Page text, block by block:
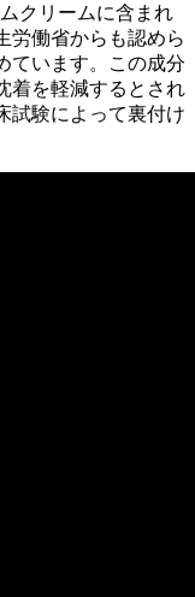
クリームに含まれ
労働省からも認めら
ています。この成分
着を軽減するとされ
試験によって裏付け